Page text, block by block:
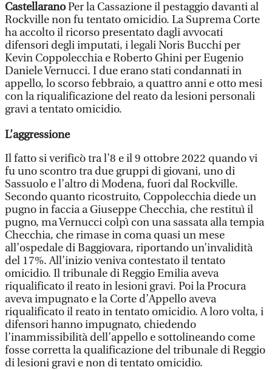
CastellaranoPer la Cassazione il pestaggio davanti al
Rockville non fu tentato omicidio. La Suprema Corte
ha accolto il ricorso presentato dagli avvocati
difensori degli imputati, i legali Noris Bucchi per
Kevin Coppolecchia e Roberto Ghini per Eugenio
Daniele Vernucci. I due erano stati condannati in
appello, lo scorso febbraio, a quattro anni e otto mesi
con la riqualificazione del reato da lesioni personali
gravi a tentato omicidio.
L’aggressione
Il fatto si verificò tra l’8 e il 9 ottobre 2022 quando vi
fu uno scontro tra due gruppi di giovani, uno di
Sassuolo e l’altro di Modena, fuori dal Rockville.
Secondo quanto ricostruito, Coppolecchia diede un
pugno in faccia a Giuseppe Checchia, che restituì il
pugno, ma Vernucci colpì con una sassata alla tempia
Checchia, che rimase in coma quasi un mese
all’ospedale di Baggiovara, riportando un’invalidità
del 17%. All’inizio veniva contestato il tentato
omicidio. Il tribunale di Reggio Emilia aveva
riqualificato il reato in lesioni gravi. Poi la Procura
aveva impugnato e la Corte d’Appello aveva
riqualificato il reato in tentato omicidio. A loro volta, i
difensori hanno impugnato, chiedendo
l’inammissibilità dell’appello e sottolineando come
fosse corretta la qualificazione del tribunale di Reggio
di lesioni gravi e non di tentato omicidio.